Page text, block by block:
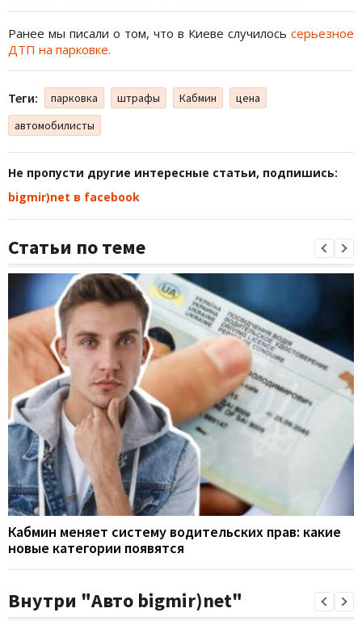
Ранее мы писали о том, что в Киеве случилось серьезное
ДТП на парковке.
Теги: парковка штрафы Кабмин
цена
автомобилисты
Не пропусти другие интересные статьи, подпишись:
bigmir)net в facebook
Статьи по теме
Кабмин меняет систему водительских прав: какие
новые категории появятся
Внутри "Авто bigmir)net"